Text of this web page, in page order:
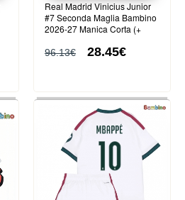
Real Madrid Vinicius Junior
#7 Seconda Maglia Bambino
2026-27 Manica Corta (+
96.13€ 28.45€